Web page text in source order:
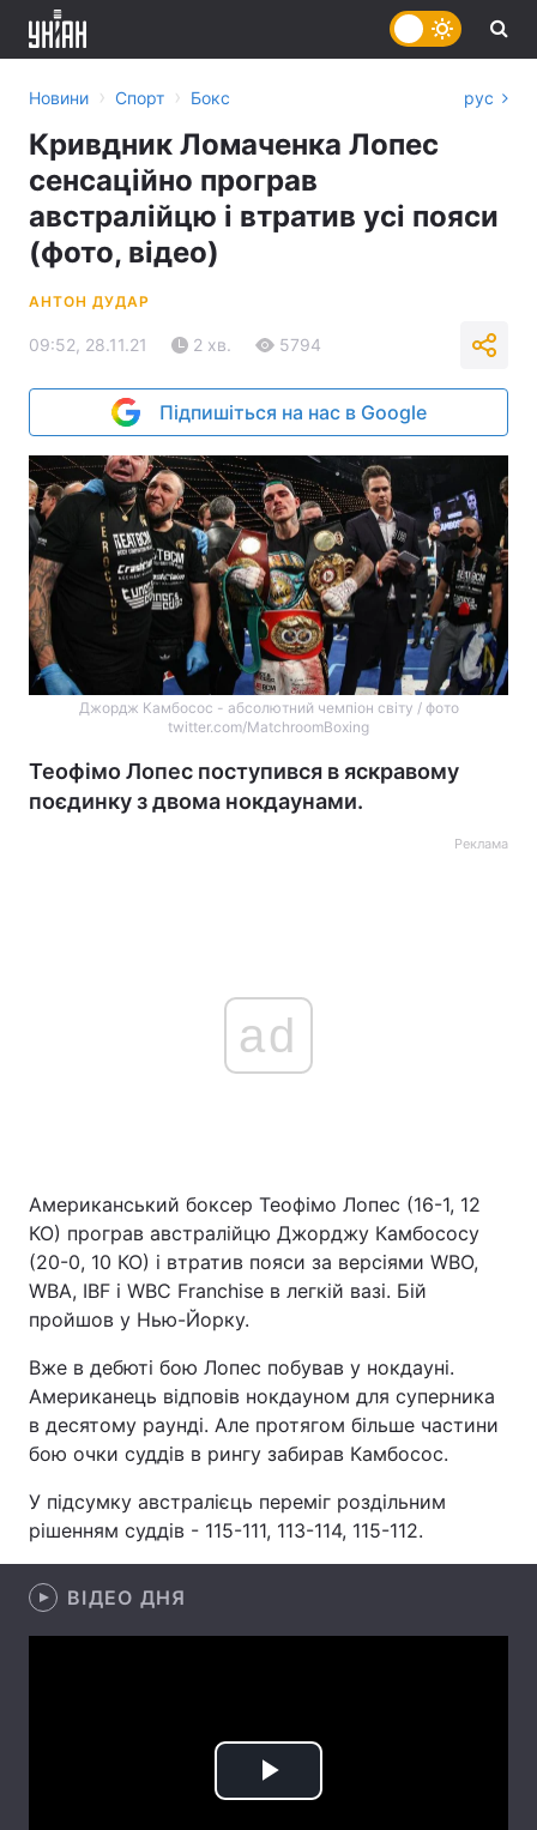
Україна Політика
Економіка
Спорт
Зброя Інциденти
Здоров'я Туризм
Цікавинки Погода
Екологія
Новини › Спорт › Бокс рус
Кривдник Ломаченка Лопес
сенсаційно програв
австралійцю і втратив усі пояси
(фото, відео)
АНТОН ДУДАР
09:52, 28.11.21 2 хв. 5794
Підпишіться на нас в Google
Джордж Камбосос - абсолютний чемпіон світу / фото
twitter.com/MatchroomBoxing
Теофімо Лопес поступився в яскравому
поєдинку з двома нокдаунами.
Реклама
ad
Американський боксер Теофімо Лопес (16-1, 12
КО) програв австралійцю Джорджу Камбососу
(20-0, 10 КО) і втратив пояси за версіями WBO,
WBA, IBF і WBC Franchise в легкій вазі. Бій
пройшов у Нью-Йорку.
Вже в дебюті бою Лопес побував у нокдауні.
Американець відповів нокдауном для суперника
в десятому раунді. Але протягом більше частини
бою очки суддів в рингу забирав Камбосос.
У підсумку австралієць переміг роздільним
рішенням суддів - 115-111, 113-114, 115-112.
ВІДЕО ДНЯ
Play